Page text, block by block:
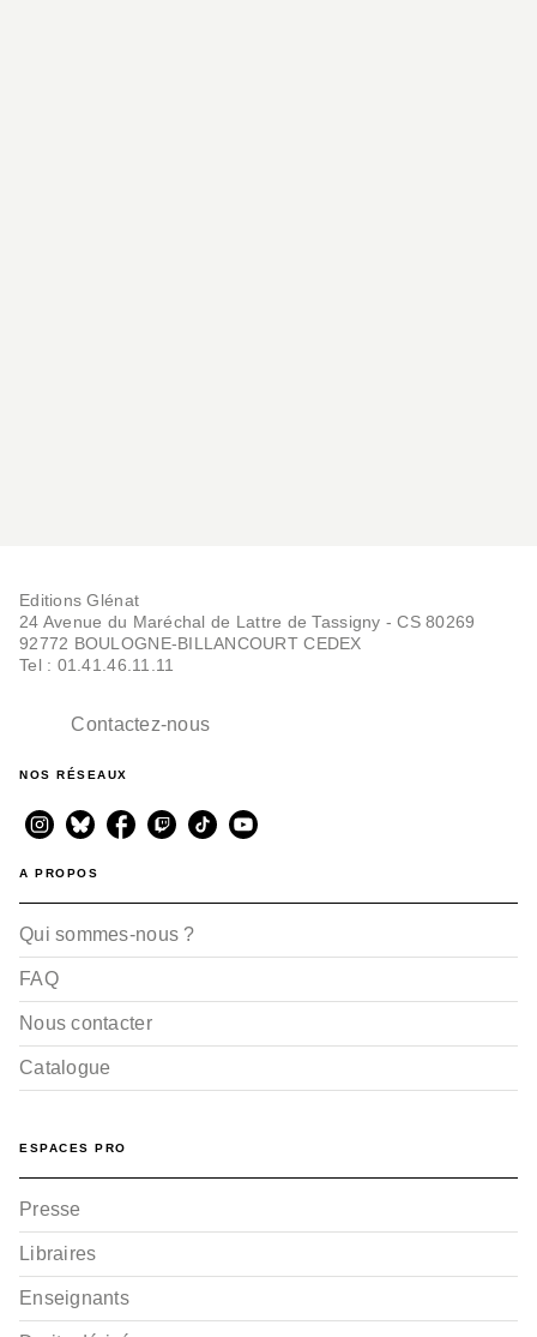
Noël
Mario Urbanet
06/10/2010
Editions Glénat
24 Avenue du Maréchal de Lattre de Tassigny - CS 80269
92772 BOULOGNE-BILLANCOURT CEDEX
Tel : 01.41.46.11.11
Contactez-nous
NOS RÉSEAUX
A PROPOS
Qui sommes-nous ?
FAQ
Nous contacter
Catalogue
ESPACES PRO
Presse
Libraires
Enseignants